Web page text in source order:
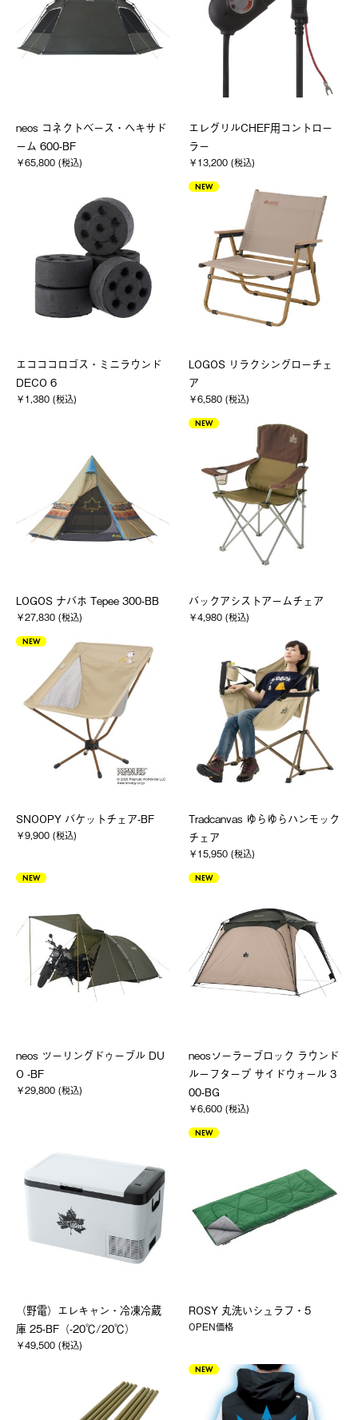
neos コネクトベース・ヘキサド
ーム 600-BF
￥65,800 (税込)
エレグリルCHEF用コントロー
ラー
￥13,200 (税込)
エコココロゴス・ミニラウンド
DECO 6
￥1,380 (税込)
NEW
LOGOS リラクシングローチェ
ア
￥6,580 (税込)
LOGOS ナバホ Tepee 300-BB
￥27,830 (税込)
NEW
バックアシストアームチェア
￥4,980 (税込)
NEW
SNOOPY バケットチェア-BF
￥9,900 (税込)
Tradcanvas ゆらゆらハンモック
チェア
￥15,950 (税込)
NEW
neos ツーリングドゥーブル DU
O -BF
￥29,800 (税込)
NEW
neosソーラーブロック ラウンド
ルーフタープ サイドウォール 3
00-BG
￥6,600 (税込)
（野電）エレキャン・冷凍冷蔵
庫 25-BF（-20℃/20℃）
￥49,500 (税込)
NEW
ROSY 丸洗いシュラフ・5
OPEN価格
NEW